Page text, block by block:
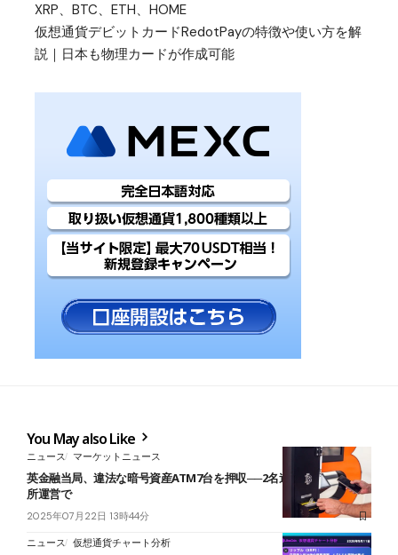
XRP、BTC、ETH、HOME
仮想通貨デビットカードRedotPayの特徴や使い方を解
説｜日本も物理カードが作成可能
You May also Like
ニュース マーケットニュース
英金融当局、違法な暗号資産ATM7台を押収──2名逮捕、無許可取引
所運営で
2025年07月22日 13時44分
ニュース 仮想通貨チャート分析